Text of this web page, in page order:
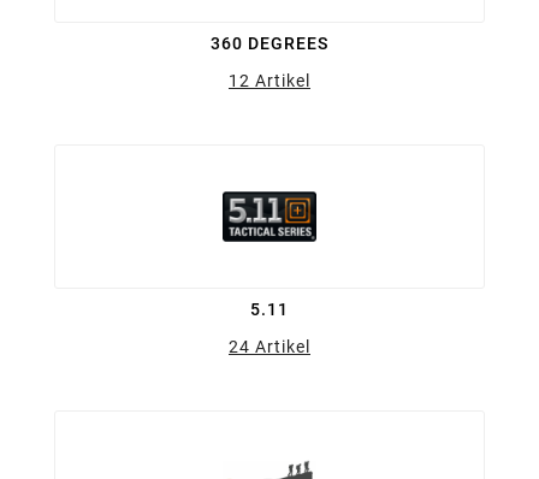
360 DEGREES
12 Artikel
5.11
24 Artikel